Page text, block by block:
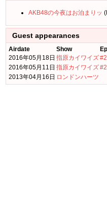
AKB48の今夜はお泊まりッ
Guest appearances
Airdate Show
2016年05月18日 指原カイワイズ
2016年05月11日 指原カイワイズ
2013年04月16日 ロンドンハーツ